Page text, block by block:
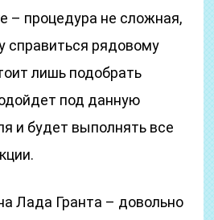
– процедура не сложная,
справиться рядовому
лишь подобрать
под данную
и будет выполнять все
Лада Гранта – довольно